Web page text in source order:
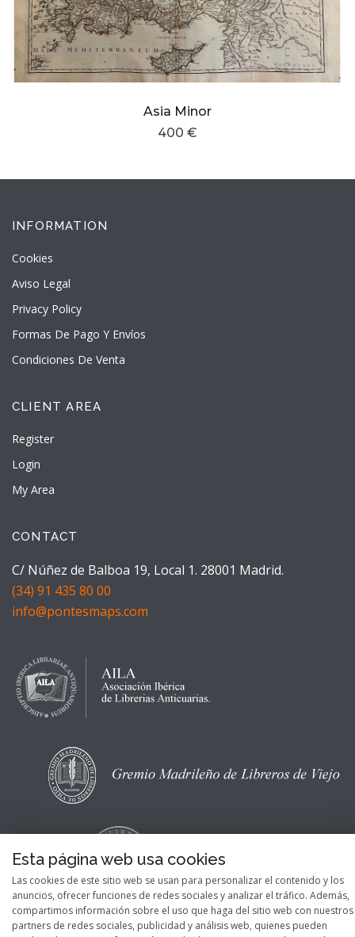
Asia Minor
400 €
INFORMATION
Cookies
Aviso Legal
Privacy Policy
Formas De Pago Y Envíos
Condiciones De Venta
CLIENT AREA
Register
Login
My Area
CONTACT
C/ Núñez de Balboa 19, Local 1. 28001 Madrid.
(34) 91 435 80 00
info@pontesmaps.com
Esta página web usa cookies
Las cookies de este sitio web se usan para personalizar el contenido y los
anuncios, ofrecer funciones de redes sociales y analizar el tráfico. Además,
compartimos información sobre el uso que haga del sitio web con nuestros
partners de redes sociales, publicidad y análisis web, quienes pueden